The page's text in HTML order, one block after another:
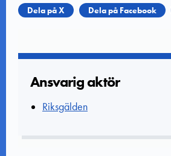
Dela på X
Dela på Facebook
Ansvarig aktör
Riksgälden